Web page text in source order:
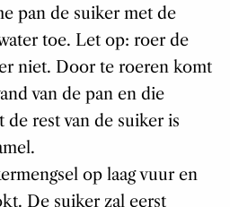
pan de suiker met de
toe. Let op: roer de
niet. Door te roeren komt
van de pan en die
de rest van de suiker is
op laag vuur en
De suiker zal eerst